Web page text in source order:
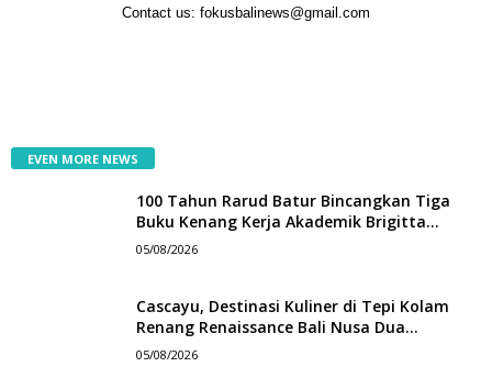
Contact us: fokusbalinews@gmail.com
EVEN MORE NEWS
100 Tahun Rarud Batur Bincangkan Tiga
Buku Kenang Kerja Akademik Brigitta...
05/08/2026
Cascayu, Destinasi Kuliner di Tepi Kolam
Renang Renaissance Bali Nusa Dua...
05/08/2026